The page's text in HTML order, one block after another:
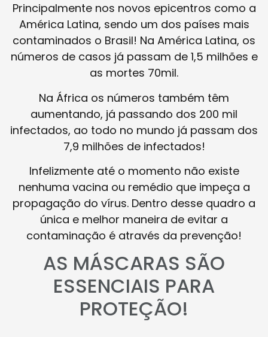
Principalmente nos novos epicentros como a
América Latina, sendo um dos países mais
contaminados o Brasil! Na América Latina, os
números de casos já passam de 1,5 milhões e
as mortes 70mil.
Na África os números também têm
aumentando, já passando dos 200 mil
infectados, ao todo no mundo já passam dos
7,9 milhões de infectados!
Infelizmente até o momento não existe
nenhuma vacina ou remédio que impeça a
propagação do vírus. Dentro desse quadro a
única e melhor maneira de evitar a
contaminação é através da prevenção!
AS MÁSCARAS SÃO
ESSENCIAIS PARA
PROTEÇÃO!